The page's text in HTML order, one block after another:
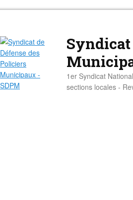
Syndicat
1er Syndicat
sections locales -